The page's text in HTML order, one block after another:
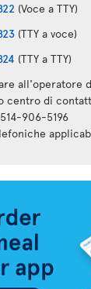
(Voce a TTY)
(TTY a voce)
(TTY a TTY)
all'operatore
centro di
906-5196